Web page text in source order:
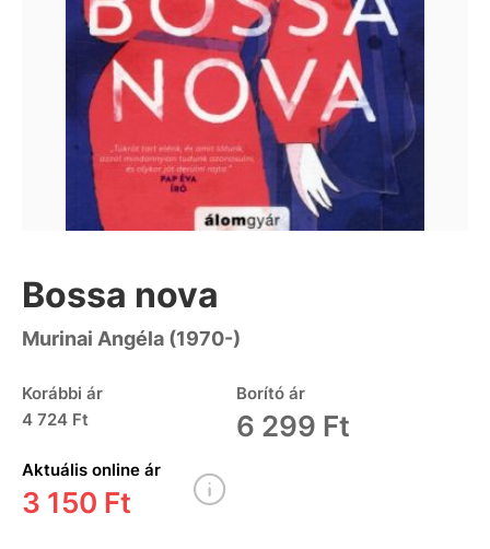
Bossa nova
Murinai Angéla (1970-)
Korábbi ár
4 724 Ft
Borító ár
6 299 Ft
Aktuális online ár
3 150 Ft